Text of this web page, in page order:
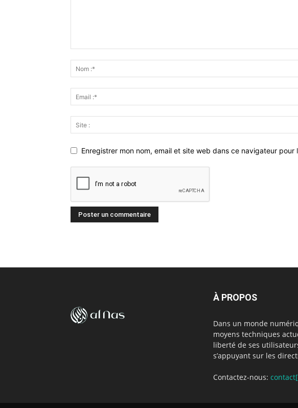
Enregistrer mon nom, email et site web dans ce navigateur
À PROPOS
Dans un monde
moyens techniques
liberté de ses
s’appuyant sur les
Contactez-nous: